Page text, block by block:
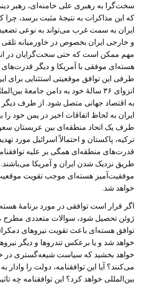
سخت‌گرا به رهبری علی خامنه‌ای، رهبر
که این مذاکرات به نتیجهٔ مثبت برسد،
ایران به سمت غرب می‌تواند به نوعی
و خارجی ایران بخصوص در خاورمیانه تلقی
مهم ممکن است که حتی سخت‌گرایان در
هسته‌ای موفقی با آمریکا و دیگر قدرت‌های
طرفی این توافق موقعیتی استثنایی برای
انزوای ۳۶ سالهٔ خود به دامن جامعهٔ
به اقتصاد جهانی متصل شود. از طرف
ایران به لحاظ اتفاقات اخیر در یمن خود را
طرف یک اتحاد منطقه‌ای بین عربستان
ترکیه، پاکستان و احتمالاً اسرائیل مورد
قدرت‌های منطقه‌ای همگی بر علیه
طریق نزدیک شدن ایران و آمریکا می‌باشند.
موفقیت‌آمیز هسته‌ای موجب تقویت
خواهد شد.
اگر قرار است توافقی در مورد برنامهٔ
ژوئن تحصیل شود، سوالات متعددی مطرح
توافق هسته‌ای باعث تقویت نیروهای
خواهد شد و یا برعکس تندروها و دیگر
خواهد بخشید که سیاست شیعه‌گستری در
می‌کنند؟ آیا این توافقنامه، دولت را وادار
بین‌المللی خواهد کرد؟ این توافقنامه چه